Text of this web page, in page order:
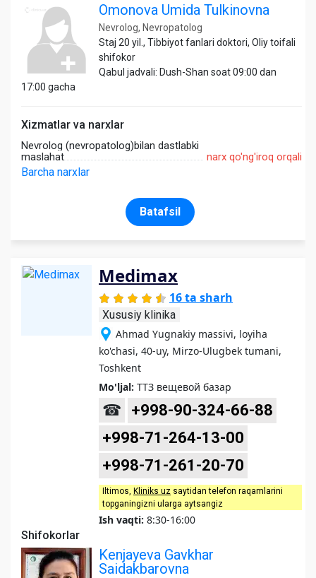
Omonova Umida Tulkinovna
Nevrolog, Nevropatolog
Staj 20 yil., Tibbiyot fanlari doktori, Oliy toifali
shifokor
Qabul jadvali: Dush-Shan soat 09:00 dan
17:00 gacha
Xizmatlar va narxlar
Nevrolog (nevropatolog)bilan dastlabki
maslahat
narx qo'ng'iroq orqali
Barcha narxlar
Batafsil
Medimax
16 ta sharh
Xususiy klinika
Ahmad Yugnakiy massivi, loyiha
ko'chasi, 40-uy, Mirzo-Ulugbek tumani,
Toshkent
Mo'ljal: ТТЗ вещевой базар
☎
+998-90-324-66-88
+998-71-264-13-00
+998-71-261-20-70
Iltimos, Kliniks uz saytidan telefon raqamlarini
topganingizni ularga aytsangiz
Ish vaqti: 8:30-16:00
Shifokorlar
Kenjayeva Gavkhar
Saidakbarovna